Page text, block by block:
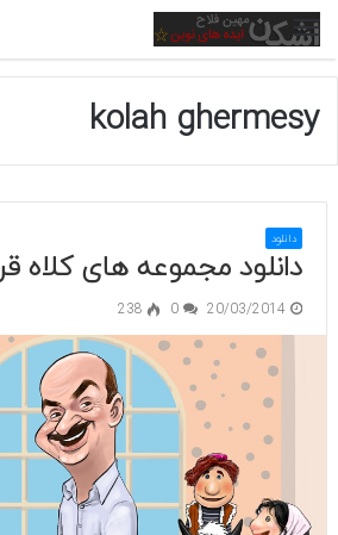
منو
kolah ghermesy
دانلود
دانلود مجموعه های کلاه
20/03/2014
0
238